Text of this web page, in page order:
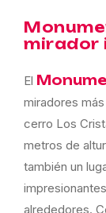
mirador
El
miradores
cerro Los
metros de
también un
alrededores.